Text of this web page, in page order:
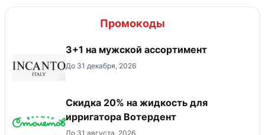
Промокоды
3+1 на мужской ассортимент
До 31 декабря, 2026
Скидка 20% на жидкость для
ирригатора Вотердент
До 31 августа, 2026